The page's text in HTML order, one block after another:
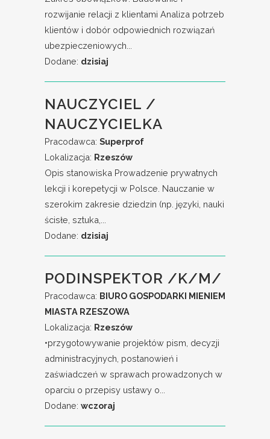
rozwijanie relacji z klientami Analiza potrzeb
klientów i dobór odpowiednich rozwiązań
ubezpieczeniowych...
Dodane: dzisiaj
NAUCZYCIEL /
NAUCZYCIELKA
Pracodawca: Superprof
Lokalizacja: Rzeszów
Opis stanowiska Prowadzenie prywatnych
lekcji i korepetycji w Polsce. Nauczanie w
szerokim zakresie dziedzin (np. języki, nauki
ścisłe, sztuka,...
Dodane: dzisiaj
PODINSPEKTOR /K/M/
Pracodawca: BIURO GOSPODARKI MIENIEM
MIASTA RZESZOWA
Lokalizacja: Rzeszów
•przygotowywanie projektów pism, decyzji
administracyjnych, postanowień i
zaświadczeń w sprawach prowadzonych w
oparciu o przepisy ustawy o...
Dodane: wczoraj